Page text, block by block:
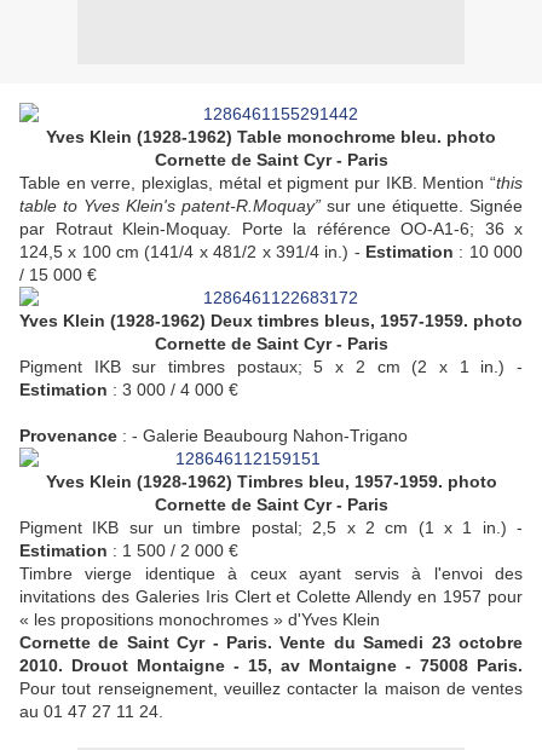
Yves Klein (1928-1962) Table monochrome bleu. photo
Cornette de Saint Cyr - Paris
Table en verre, plexiglas, métal et pigment pur IKB. Mention “this
table to Yves Klein's patent-R.Moquay” sur une étiquette. Signée
par Rotraut Klein-Moquay. Porte la référence OO-A1-6; 36 x
124,5 x 100 cm (141/4 x 481/2 x 391/4 in.) - Estimation : 10 000
/ 15 000 €
Yves Klein (1928-1962) Deux timbres bleus, 1957-1959. photo
Cornette de Saint Cyr - Paris
Pigment IKB sur timbres postaux; 5 x 2 cm (2 x 1 in.) -
Estimation : 3 000 / 4 000 €
Provenance : - Galerie Beaubourg Nahon-Trigano
Yves Klein (1928-1962) Timbres bleu, 1957-1959. photo
Cornette de Saint Cyr - Paris
Pigment IKB sur un timbre postal; 2,5 x 2 cm (1 x 1 in.) -
Estimation : 1 500 / 2 000 €
Timbre vierge identique à ceux ayant servis à l'envoi des
invitations des Galeries Iris Clert et Colette Allendy en 1957 pour
« les propositions monochromes » d'Yves Klein
Cornette de Saint Cyr - Paris. Vente du Samedi 23 octobre
2010. Drouot Montaigne - 15, av Montaigne - 75008 Paris.
Pour tout renseignement, veuillez contacter la maison de ventes
au 01 47 27 11 24.